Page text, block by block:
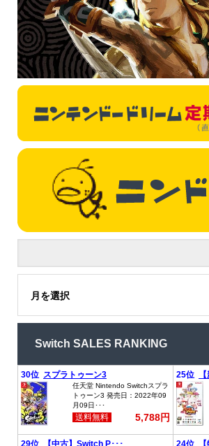
月を選択
Switch SALES RANKING